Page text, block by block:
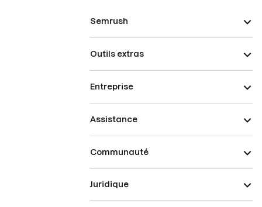
Semrush
Outils extras
Entreprise
Assistance
Communauté
Juridique